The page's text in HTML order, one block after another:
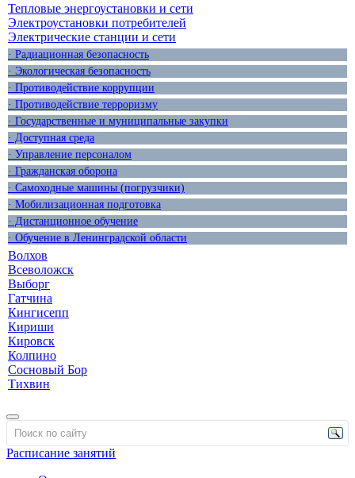
Тепловые энергоустановки и сети
Электроустановки потребителей
Электрические станции и сети
· Радиационная безопасность
· Экологическая безопасность
· Противодействие коррупции
· Противодействие терроризму
· Государственные и муниципальные закупки
· Доступная среда
· Управление персоналом
· Гражданская оборона
· Самоходные машины (погрузчики)
· Мобилизационная подготовка
· Дистанционное обучение
· Обучение в Ленинградской области
Волхов
Всеволожск
Выборг
Гатчина
Кингисепп
Кириши
Кировск
Колпино
Сосновый Бор
Тихвин
Расписание занятий